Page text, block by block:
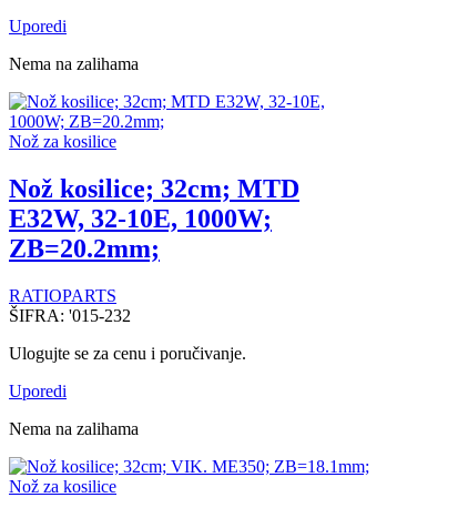
Uporedi
Nema na zalihama
Nož za kosilice
Nož kosilice; 32cm; MTD
E32W, 32-10E, 1000W;
ZB=20.2mm;
RATIOPARTS
ŠIFRA: '015-232
Ulogujte se za cenu i poručivanje.
Uporedi
Nema na zalihama
Nož za kosilice